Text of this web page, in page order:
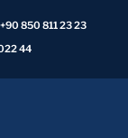
+90 850 811 23 23
44